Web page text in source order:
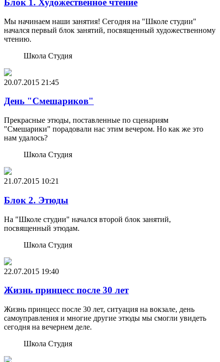
Блок 1. Художественное чтение
Мы начинаем наши занятия! Сегодня на "Школе студии"
начался первый блок занятий, посвященный художественному
чтению.
Школа Студия
20.07.2015 21:45
День "Смешариков"
Прекрасные этюды, поставленные по сценариям
"Смешарики" порадовали нас этим вечером. Но как же это
нам удалось?
Школа Студия
21.07.2015 10:21
Блок 2. Этюды
На "Школе студии" начался второй блок занятий,
посвященный этюдам.
Школа Студия
22.07.2015 19:40
Жизнь принцесс после 30 лет
Жизнь принцесс после 30 лет, ситуация на вокзале, день
самоуправления и многие другие этюды мы смогли увидеть
сегодня на вечернем деле.
Школа Студия